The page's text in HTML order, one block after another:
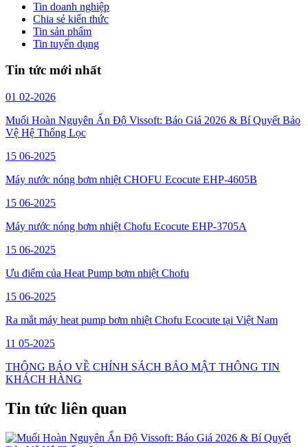
Tin doanh nghiệp
Chia sẻ kiến thức
Tin sản phẩm
Tin tuyển dụng
Tin tức mới nhất
01 02-2026
Muối Hoàn Nguyên Ấn Độ Vissoft: Báo Giá 2026 & Bí Quyết Bảo
Vệ Hệ Thống Lọc
15 06-2025
Máy nước nóng bơm nhiệt CHOFU Ecocute EHP-4605B
15 06-2025
Máy nước nóng bơm nhiệt Chofu Ecocute EHP-3705A
15 06-2025
Ưu điểm của Heat Pump bơm nhiệt Chofu
15 06-2025
Ra mắt máy heat pump bơm nhiệt Chofu Ecocute tại Việt Nam
11 05-2025
THÔNG BÁO VỀ CHÍNH SÁCH BẢO MẬT THÔNG TIN
KHÁCH HÀNG
Tin tức liên quan